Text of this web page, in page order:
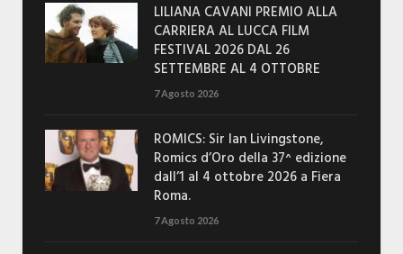
LILIANA CAVANI PREMIO ALLA
CARRIERA AL LUCCA FILM
FESTIVAL 2026 DAL 26
SETTEMBRE AL 4 OTTOBRE
7 Agosto 2026
ROMICS: Sir Ian Livingstone,
Romics d’Oro della 37^ edizione
dall’1 al 4 ottobre 2026 a Fiera
Roma.
7 Agosto 2026